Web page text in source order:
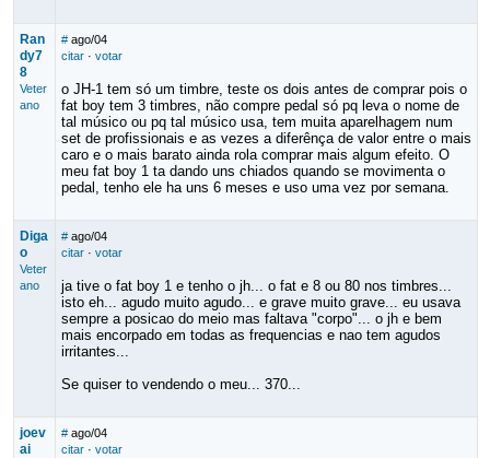
Ran
dy7
8
Veter
ano
# ago/04
citar· votar
o JH-1 tem só um timbre, teste os dois antes de comprar pois o
fat boy tem 3 timbres, não compre pedal só pq leva o nome de
tal músico ou pq tal músico usa, tem muita aparelhagem num
set de profissionais e as vezes a diferênça de valor entre o mais
caro e o mais barato ainda rola comprar mais algum efeito. O
meu fat boy 1 ta dando uns chiados quando se movimenta o
pedal, tenho ele ha uns 6 meses e uso uma vez por semana.
Diga
o
Veter
ano
# ago/04
citar· votar
ja tive o fat boy 1 e tenho o jh... o fat e 8 ou 80 nos timbres...
isto eh... agudo muito agudo... e grave muito grave... eu usava
sempre a posicao do meio mas faltava "corpo"... o jh e bem
mais encorpado em todas as frequencias e nao tem agudos
irritantes...
Se quiser to vendendo o meu... 370...
joev
ai
# ago/04
citar· votar